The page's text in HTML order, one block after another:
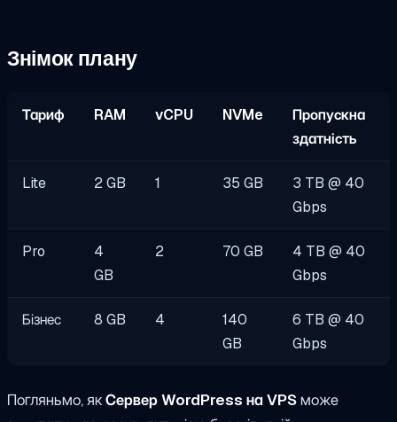
Знімок плану
Тариф RAM vCPU NVMe
Пропускна
здатність
Lite 2 GB 1 35 GB
3 TB @ 40
Gbps
Pro
4
GB
2 70 GB
4 TB @ 40
Gbps
Бізнес 8 GB 4
140
GB
6 TB @ 40
Gbps
Погляньмо, якСервер WordPress на VPSможе